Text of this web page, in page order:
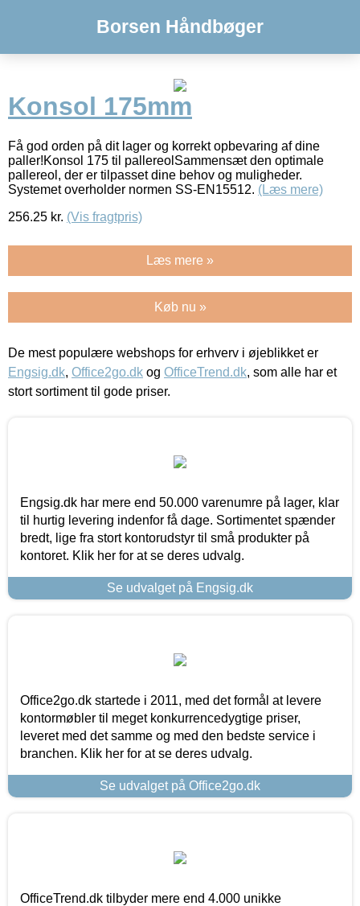
Borsen Håndbøger
Konsol 175mm
Få god orden på dit lager og korrekt opbevaring af dine
paller!Konsol 175 til pallereolSammensæt den optimale
pallereol, der er tilpasset dine behov og muligheder.
Systemet overholder normen SS-EN15512. (Læs mere)
256.25 kr. (Vis fragtpris)
Læs mere »
Køb nu »
De mest populære webshops for erhverv i øjeblikket er
Engsig.dk, Office2go.dk og OfficeTrend.dk, som alle har et
stort sortiment til gode priser.
Engsig.dk har mere end 50.000 varenumre på lager, klar
til hurtig levering indenfor få dage. Sortimentet spænder
bredt, lige fra stort kontorudstyr til små produkter på
kontoret. Klik her for at se deres udvalg.
Se udvalget på Engsig.dk
Office2go.dk startede i 2011, med det formål at levere
kontormøbler til meget konkurrencedygtige priser,
leveret med det samme og med den bedste service i
branchen. Klik her for at se deres udvalg.
Se udvalget på Office2go.dk
OfficeTrend.dk tilbyder mere end 4.000 unikke